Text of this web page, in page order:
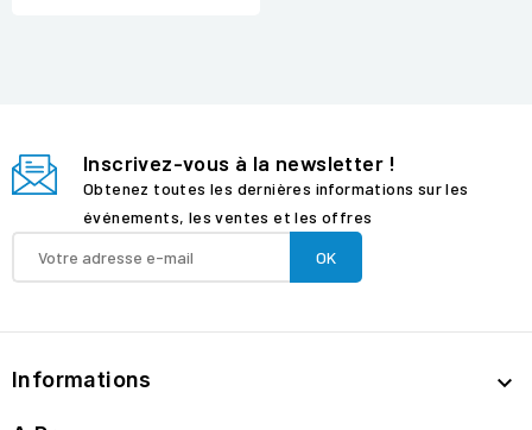
Inscrivez-vous à la newsletter !
Obtenez toutes les dernières informations sur les
événements, les ventes et les offres
Informations 